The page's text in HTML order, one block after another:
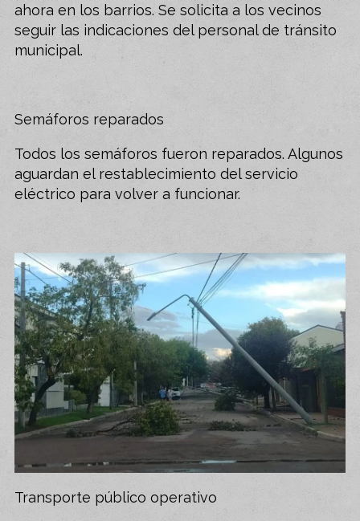
ahora en los barrios. Se solicita a los vecinos
seguir las indicaciones del personal de tránsito
municipal.
Semáforos reparados
Todos los semáforos fueron reparados. Algunos
aguardan el restablecimiento del servicio
eléctrico para volver a funcionar.
Transporte público operativo